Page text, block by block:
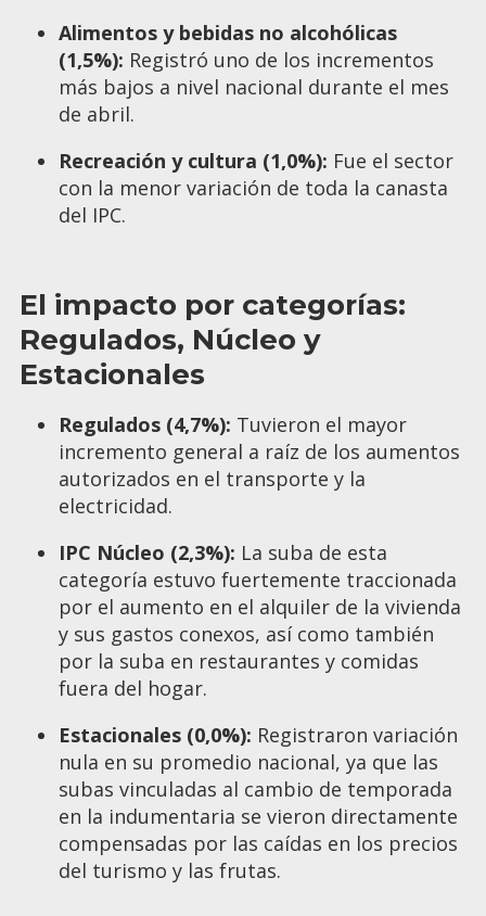
Alimentos y bebidas no alcohólicas
(1,5%): Registró uno de los incrementos
más bajos a nivel nacional durante el mes
de abril.
Recreación y cultura (1,0%): Fue el sector
con la menor variación de toda la canasta
del IPC.
El impacto por categorías:
Regulados, Núcleo y
Estacionales
Regulados (4,7%): Tuvieron el mayor
incremento general a raíz de los aumentos
autorizados en el transporte y la
electricidad.
IPC Núcleo (2,3%): La suba de esta
categoría estuvo fuertemente traccionada
por el aumento en el alquiler de la vivienda
y sus gastos conexos, así como también
por la suba en restaurantes y comidas
fuera del hogar.
Estacionales (0,0%): Registraron variación
nula en su promedio nacional, ya que las
subas vinculadas al cambio de temporada
en la indumentaria se vieron directamente
compensadas por las caídas en los precios
del turismo y las frutas.